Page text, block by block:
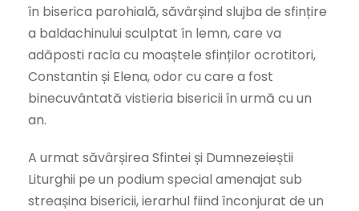
în biserica parohială, săvârșind slujba de sfințire
a baldachinului sculptat în lemn, care va
adăposti racla cu moaștele sfinților ocrotitori,
Constantin și Elena, odor cu care a fost
binecuvântată vistieria bisericii în urmă cu un
an.
A urmat săvârșirea Sfintei și Dumnezeieștii
Liturghii pe un podium special amenajat sub
streașina bisericii, ierarhul fiind înconjurat de un